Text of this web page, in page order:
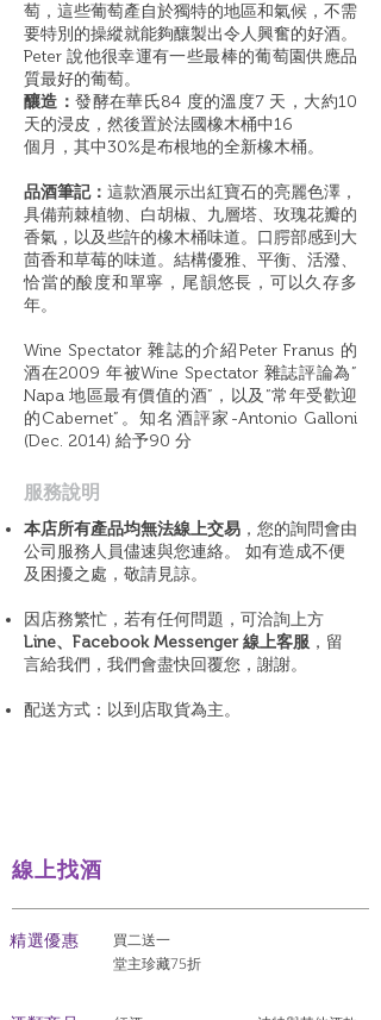
萄，這些葡萄產自於獨特的地區和氣候，不需
要特別的操縱就能夠釀製出令人興奮的好酒。
Peter 說他很幸運有一些最棒的葡萄園供應品
質最好的葡萄。
釀造：發酵在華氏84 度的溫度7 天，大約10
天的浸皮，然後置於法國橡木桶中16
個月，其中30%是布根地的全新橡木桶。
品酒筆記： 這款酒展示出紅寶石的亮麗色澤，
具備荊棘植物、白胡椒、九層塔、玫瑰花瓣的
香氣，以及些許的橡木桶味道。口腭部感到大
茴香和草莓的味道。結構優雅、平衡、活潑、
恰當的酸度和單寧，尾韻悠⻑，可以久存多
年。
Wine Spectator 雜誌的介紹Peter Franus 的
酒在2009 年被Wine Spectator 雜誌評論為”
Napa 地區最有價值的酒”，以及“常年受歡迎
的Cabernet”。知名酒評家-Antonio Galloni
(Dec. 2014) 給予90 分
​服務說明
本店所有產品均無法線上交易 ，您的詢問會由
公司服務人員儘速與您連絡。 如有造成不便
及困擾之處，敬請見諒。
因店務繁忙，若有任何問題，可洽詢上方
Line、Facebook Messenger 線上客服 ，留
言給我們，我們會盡快回覆您，謝謝。
配送方式：以到店取貨為主。
線上找酒
​精選優惠
買二送一
堂主珍藏75折